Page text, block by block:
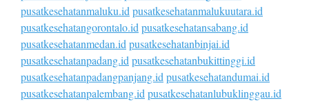
pusatkesehatanmaluku.id pusatkesehatanmalukuutara.id
pusatkesehatangorontalo.id pusatkesehatansabang.id
pusatkesehatanmedan.id pusatkesehatanbinjai.id
pusatkesehatanpadang.id pusatkesehatanbukittinggi.id
pusatkesehatanpadangpanjang.id pusatkesehatandumai.id
pusatkesehatanpalembang.id pusatkesehatanlubuklinggau.id